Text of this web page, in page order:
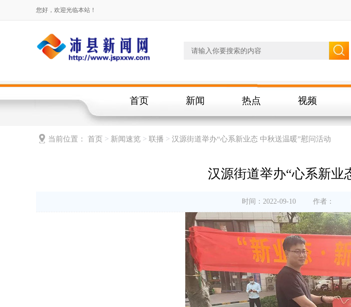
您好，欢迎光临本站！
首页 新闻 热点 视频
当前位置： 首页 > 新闻速览 > 联播 > 汉源街道举办“心系新业态 中秋送温暖”慰问活动
汉源街道举办“心系新业
时间：2022-09-10 作者：